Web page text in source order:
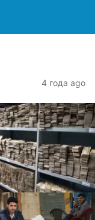
4 года ago